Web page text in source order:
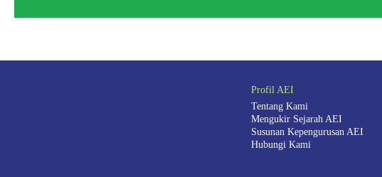
Profil AEI
Tentang Kami
Mengukir Sejarah AEI
Susunan Kepengurusan AEI
Hubungi Kami